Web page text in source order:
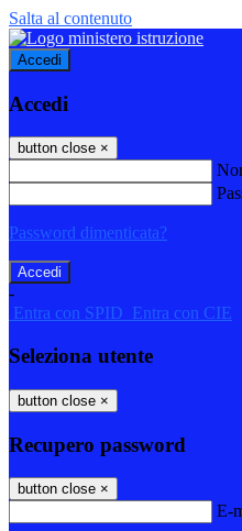
Salta al contenuto
Accedi
Accedi
button close ×
Password dimenticata?
-
Entra con SPID Entra con CIE
Seleziona utente
button close ×
Recupero password
button close ×
E-